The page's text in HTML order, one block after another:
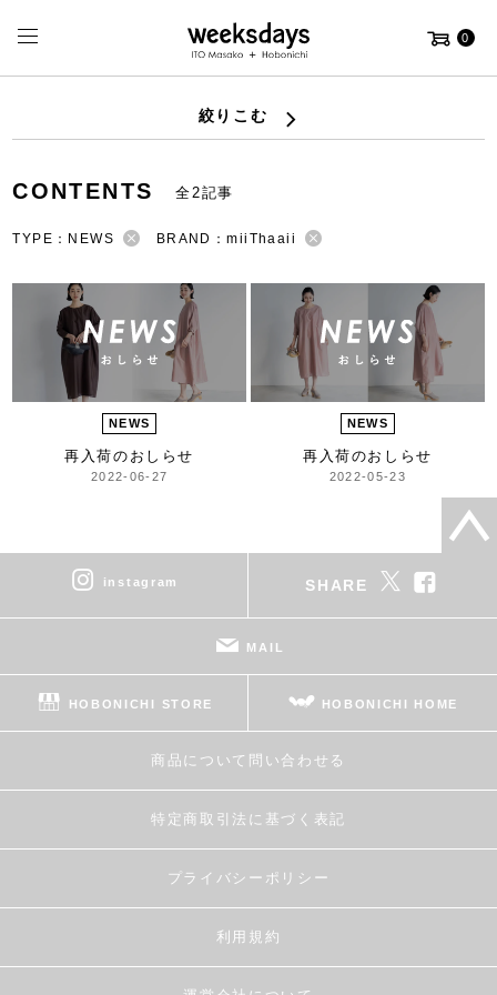
0
絞りこむ
CONTENTS 全2記事
TYPE：NEWS BRAND：miiThaaii
NEWS
再入荷のおしらせ
2022-06-27
NEWS
再入荷のおしらせ
2022-05-23
instagram SHARE
MAIL
HOBONICHI STORE HOBONICHI HOME
商品について問い合わせる
特定商取引法に基づく表記
プライバシーポリシー
利用規約